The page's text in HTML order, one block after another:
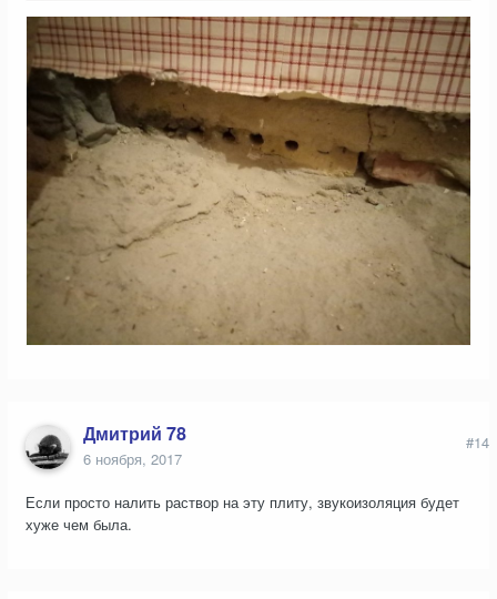
Дмитрий 78
6 ноября, 2017
#14
Если просто налить раствор на эту плиту, звукоизоляция будет
хуже чем была.